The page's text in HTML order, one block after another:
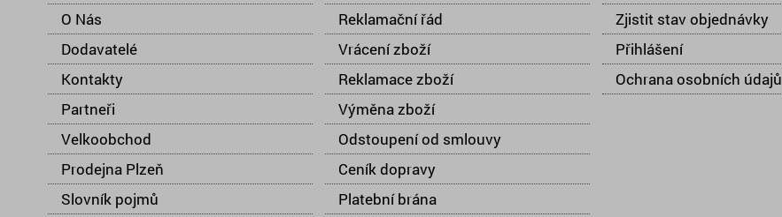
O Nás
Dodavatelé
Kontakty
Partneři
Velkoobchod
Prodejna Plzeň
Slovník pojmů
Reklamační řád
Vrácení zboží
Reklamace zboží
Výměna zboží
Odstoupení od smlouvy
Ceník dopravy
Platební brána
Zjistit stav objednávky
Přihlášení
Ochrana osobních údajů